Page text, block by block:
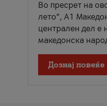
Во пресрет на
лето“, А1
централен дел е
македонска
Дознај повеќе